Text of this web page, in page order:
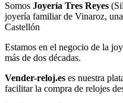
Somos Joyería Tres Reyes
joyería familiar de Vinaroz,
Castellón
Estamos en el negocio de la
más de dos décadas.
Vender-reloj.es es nuestra
facilitar la compra de relojes